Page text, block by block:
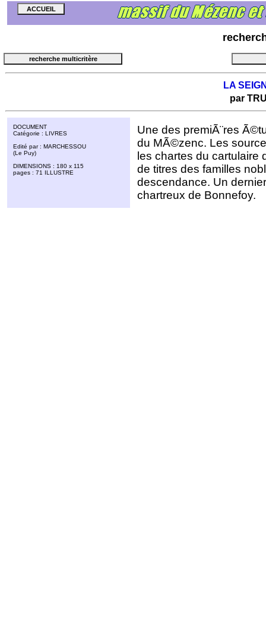
LA
par
DOCUMENT
Catégorie : LIVRES
Edité par : MARCHESSOU
(Le Puy)
DIMENSIONS : 180 x 115
pages : 71 ILLUSTRE
Une des premiÃ¨res
du MÃ©zenc. Les
les chartes du cartulaire
de titres des familles
descendance. Un
chartreux de Bonnefoy.